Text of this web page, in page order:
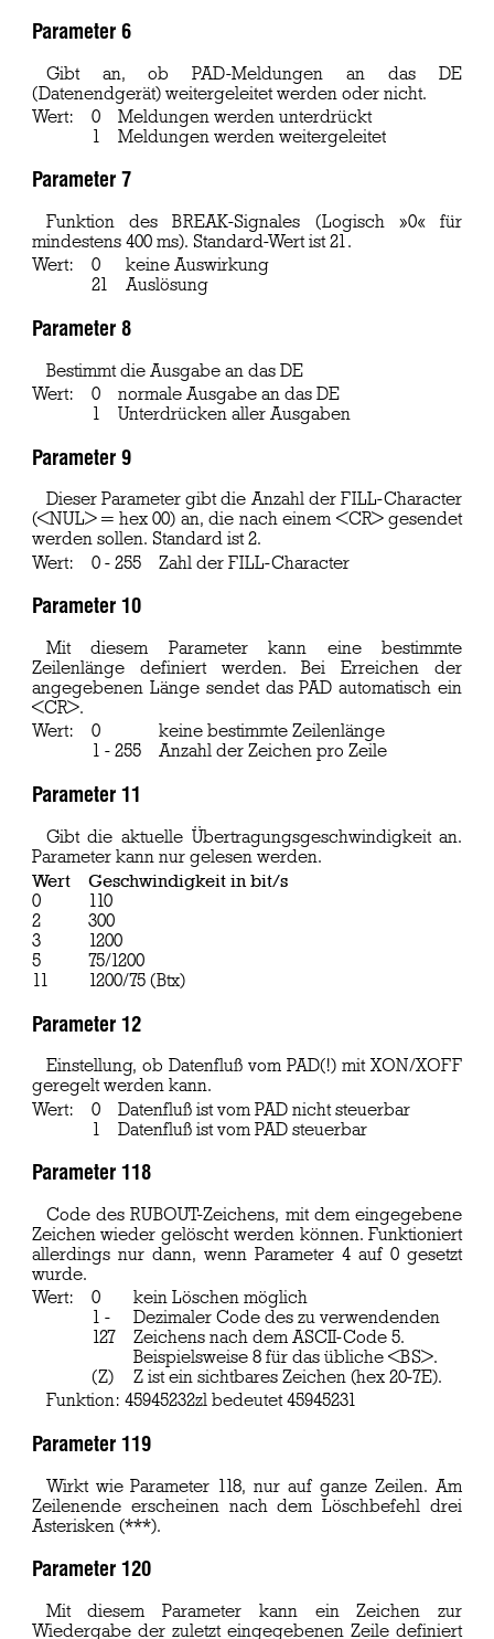
Parameter 6
Gibt an, ob PAD-Meldungen an das DE
(Datenendgerät) weitergeleitet werden oder nicht.
Wert:
0
Meldungen werden unterdrückt
1
Meldungen werden weitergeleitet
Parameter 7
Funktion des BREAK-Signales (Logisch »0« für
mindestens 400 ms). Standard-Wert ist 21.
Wert:
0
keine Auswirkung
21
Auslösung
Parameter 8
Bestimmt die Ausgabe an das DE
Wert:
0
normale Ausgabe an das DE
1
Unterdrücken aller Ausgaben
Parameter 9
Dieser Parameter gibt die Anzahl der FILL-Character
(<NUL> = hex 00) an, die nach einem <CR> gesendet
werden sollen. Standard ist 2.
Wert:
0 - 255 Zahl der FILL-Character
Parameter 10
Mit diesem Parameter kann eine bestimmte
Zeilenlänge definiert werden. Bei Erreichen der
angegebenen Länge sendet das PAD automatisch ein
<CR>.
Wert:
0
keine bestimmte Zeilenlänge
1 - 255
Anzahl der Zeichen pro Zeile
Parameter 11
Gibt die aktuelle Übertragungsgeschwindigkeit an.
Parameter kann nur gelesen werden.
Wert Geschwindigkeit in bit/s
0
110
2
300
3
1200
5
75/1200
11
1200/75 (Btx)
Parameter 12
Einstellung, ob Datenfluß vom PAD(!) mit XON/XOFF
geregelt werden kann.
Wert:
0
Datenfluß ist vom PAD nicht steuerbar
1
Datenfluß ist vom PAD steuerbar
Parameter 118
Code des RUBOUT-Zeichens, mit dem eingegebene
Zeichen wieder gelöscht werden können. Funktioniert
allerdings nur dann, wenn Parameter 4 auf 0 gesetzt
wurde.
Wert:
0
kein Löschen möglich
1 -
127
Dezimaler Code des zu verwendenden
Zeichens nach dem ASCII-Code 5.
Beispielsweise 8 für das übliche <BS>.
(Z)
Z ist ein sichtbares Zeichen (hex 20-7E).
Funktion: 45945232zl bedeutet 45945231
Parameter 119
Wirkt wie Parameter 118, nur auf ganze Zeilen. Am
Zeilenende erscheinen nach dem Löschbefehl drei
Asterisken (***).
Parameter 120
Mit diesem Parameter kann ein Zeichen zur
Wiedergabe der zuletzt eingegebenen Zeile definiert